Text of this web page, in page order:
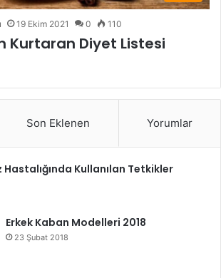
19 Ekim 2021 0 110
Kurtaran Diyet Listesi
Son Eklenen Yorumlar
Kullanılan Tetkikler
Erkek Kaban Modelleri 2018
23 Şubat 2018